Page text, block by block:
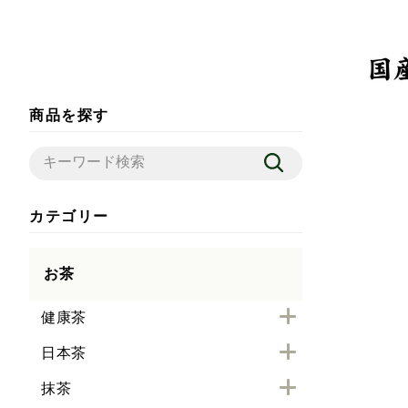
商品を探す
カテゴリー
お茶
健康茶
日本茶
抹茶